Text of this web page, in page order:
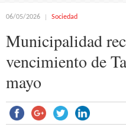
06/05/2026 Sociedad
Municipalidad
vencimiento de
mayo